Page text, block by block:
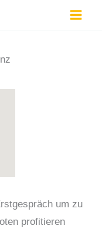
um zu
profitieren